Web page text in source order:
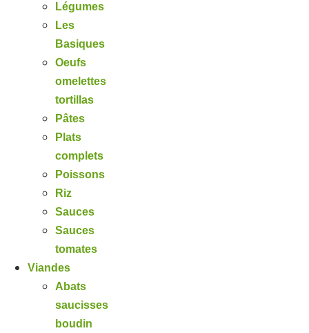
Légumes
Les
Basiques
Oeufs
omelettes
tortillas
Pâtes
Plats
complets
Poissons
Riz
Sauces
Sauces
tomates
Viandes
Abats
saucisses
boudin